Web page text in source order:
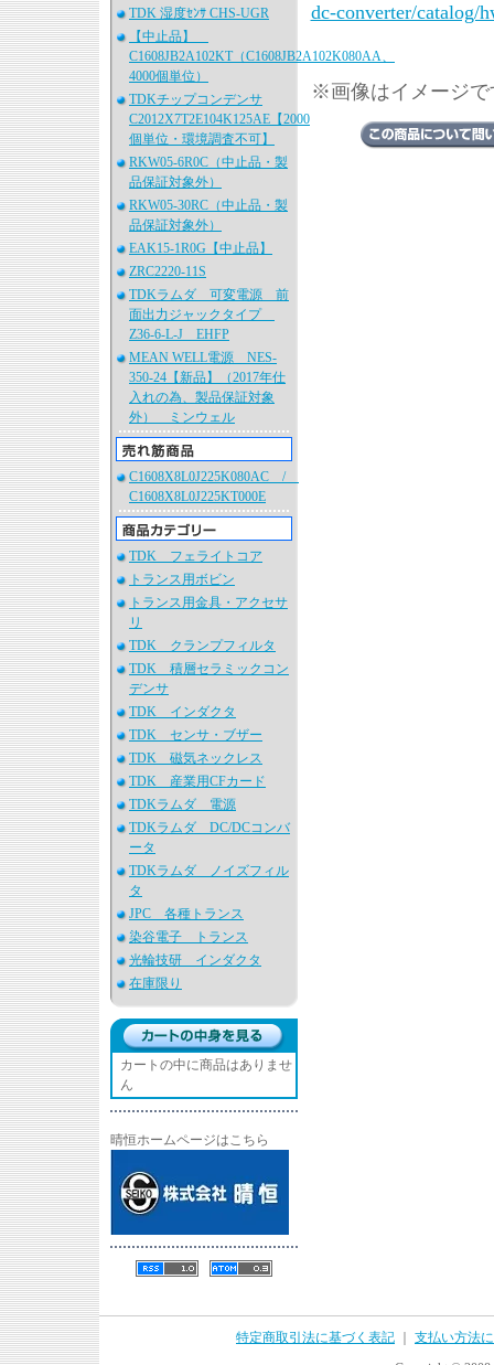
TDK 湿度ｾﾝｻ CHS-UGR
【中止品】
C1608JB2A102KT（C1608JB2A102K080AA、
4000個単位）
TDKチップコンデンサ
C2012X7T2E104K125AE【2000
個単位・環境調査不可】
RKW05-6R0C（中止品・製
品保証対象外）
RKW05-30RC（中止品・製
品保証対象外）
EAK15-1R0G【中止品】
ZRC2220-11S
TDKラムダ 可変電源 前
面出力ジャックタイプ
Z36-6-L-J EHFP
MEAN WELL電源 NES-
350-24【新品】（2017年仕
入れの為、製品保証対象
外） ミンウェル
C1608X8L0J225K080AC /
C1608X8L0J225KT000E
TDK フェライトコア
トランス用ボビン
トランス用金具・アクセサ
リ
TDK クランプフィルタ
TDK 積層セラミックコン
デンサ
TDK インダクタ
TDK センサ・ブザー
TDK 磁気ネックレス
TDK 産業用CFカード
TDKラムダ 電源
TDKラムダ DC/DCコンバ
ータ
TDKラムダ ノイズフィル
タ
JPC 各種トランス
染谷電子 トランス
光輪技研 インダクタ
在庫限り
カートの中に商品はありませ
ん
晴恒ホームページはこちら
dc-converter/catalog/
※画像はイメージで
特定商取引法に基づく表記
支払い方法